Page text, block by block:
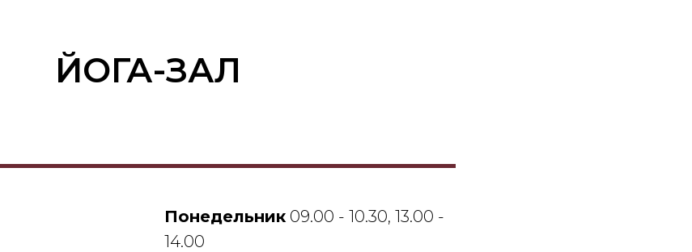
ЙОГА-ЗАЛ
Понедельник 09.00 - 10.30, 13.00 -
14.00